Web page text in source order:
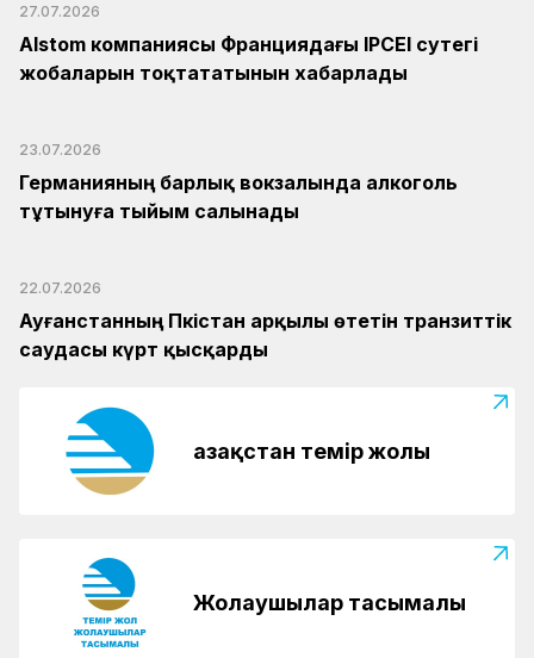
27.07.2026
Alstom компаниясы Франциядағы IPCEI сутегі
жобаларын тоқтататынын хабарлады
23.07.2026
Германияның барлық вокзалында алкоголь
тұтынуға тыйым салынады
22.07.2026
Ауғанстанның Пәкістан арқылы өтетін транзиттік
саудасы күрт қысқарды
Қазақстан темір жолы
Жолаушылар тасымалы